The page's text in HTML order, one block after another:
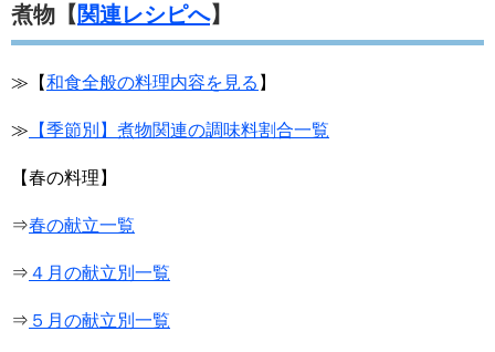
煮物【 関連レシピへ】
≫【和食全般の料理内容を見る 】
≫ 【季節別】煮物関連の調味料割合一覧
【春の料理】
⇒春の献立一覧
⇒ ４月の献立別一覧
⇒ ５月の献立別一覧